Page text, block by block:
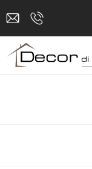
ΕΙΔΗ ΥΓΙΕΙΝΗΣ